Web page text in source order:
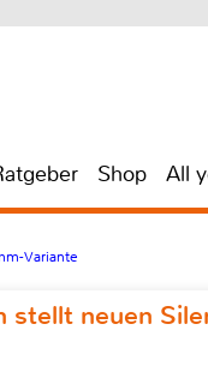
Shop All
Variante
stellt neuen